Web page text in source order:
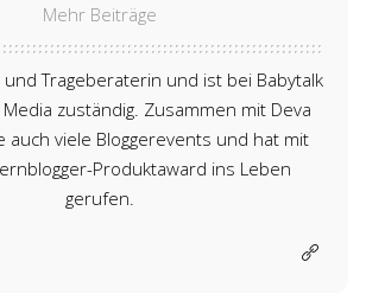
Mehr Beiträge
Trageberaterin und ist bei Babytalk
zuständig. Zusammen mit Deva
auch viele Bloggerevents und hat mit
Produktaward ins Leben
gerufen.